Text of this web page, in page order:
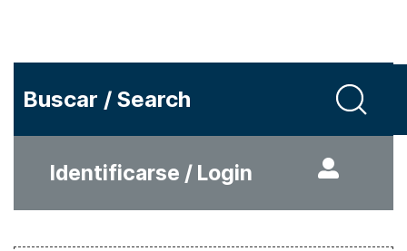
Buscar / Search
Identificarse / Login